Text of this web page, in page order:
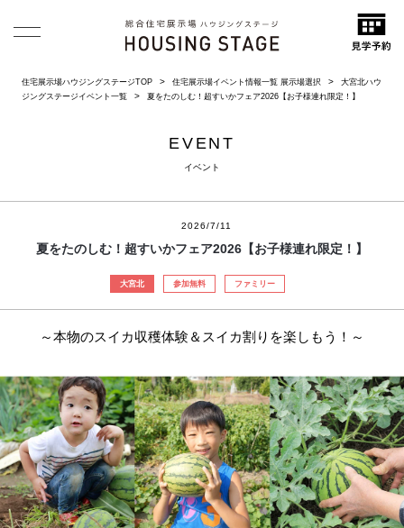
住宅展示場ハウジングステージTOP 住宅展示場イベント情報一覧 展示場選択
大宮北ハウ
ジングステージイベント一覧
夏をたのしむ！超すいかフェア2026【お子様連れ限定！】
EVENT
イベント
2026/7/11
夏をたのしむ！超すいかフェア2026【お子様連れ限定！】
大宮北 参加無料 ファミリー
～本物のスイカ収穫体験＆スイカ割りを楽しもう！～